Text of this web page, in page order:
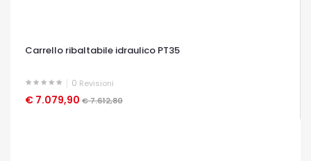
Carrello ribaltabile idraulico PT35
0 Revisioni
€ 7.079,90 € 7.612,80
OCCHIATA VELOCE